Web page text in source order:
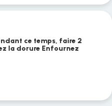
ce temps, faire 2
la dorure Enfournez